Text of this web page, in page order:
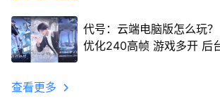
代号：云端电脑版怎么玩
优化240高帧 游戏多开 后
查看更多